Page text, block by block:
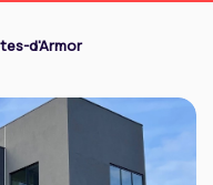
d'Armor